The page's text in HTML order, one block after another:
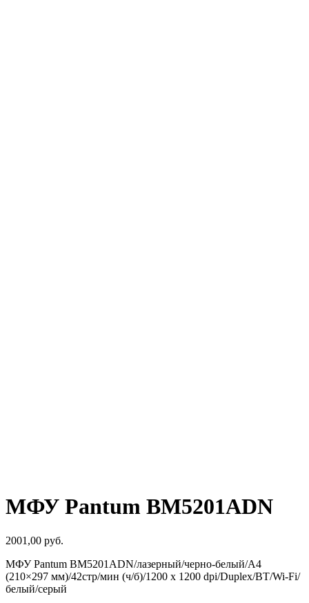
МФУ Pantum BM5201ADN
2001,00 руб.
МФУ Pantum BM5201ADN/лазерный/черно-белый/A4
(210×297 мм)/42стр/мин (ч/б)/1200 x 1200 dpi/Duplex/BT/Wi-Fi/
белый/серый